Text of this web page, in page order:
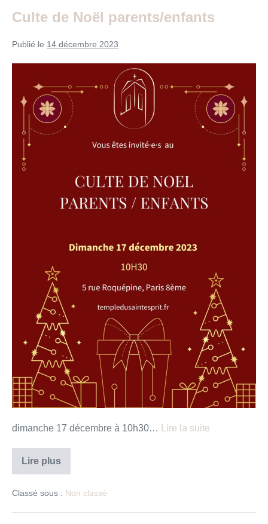
Culte de Noël parents/enfants
Publié le 14 décembre 2023
Noël
parents/enfants
dimanche 17 décembre à 10h30… Lire la suite
Lire plusCulte
parents/enfants
Classé sous : Non classé